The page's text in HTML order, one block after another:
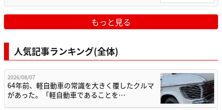
もっと見る
人気記事ランキング(全体)
2026/08/07
64年前、軽自動車の常識を大きく覆したクルマ
があった。「軽自動車であることを…